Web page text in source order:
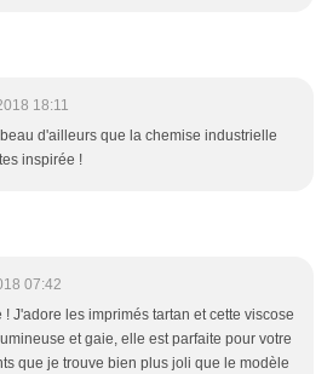
18:11
d'ailleurs que la chemise industrielle
inspirée !
07:42
! J'adore les imprimés tartan et cette viscose
et gaie, elle est parfaite pour votre
que je trouve bien plus joli que le modèle